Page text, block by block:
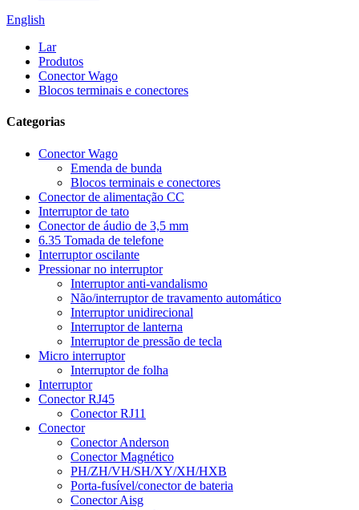
English
Lar
Produtos
Conector Wago
Blocos terminais e conectores
Categorias
Conector Wago
Emenda de bunda
Blocos terminais e conectores
Conector de alimentação CC
Interruptor de tato
Conector de áudio de 3,5 mm
6.35 Tomada de telefone
Interruptor oscilante
Pressionar no interruptor
Interruptor anti-vandalismo
Não/interruptor de travamento automático
Interruptor unidirecional
Interruptor de lanterna
Interruptor de pressão de tecla
Micro interruptor
Interruptor de folha
Interruptor
Conector RJ45
Conector RJ11
Conector
Conector Anderson
Conector Magnético
PH/ZH/VH/SH/XY/XH/HXB
Porta-fusível/conector de bateria
Conector Aisg